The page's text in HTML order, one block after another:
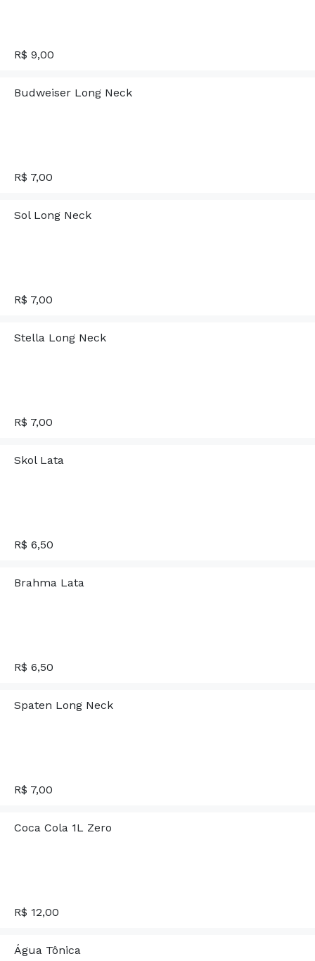
R$ 9,00
Budweiser Long Neck
R$ 7,00
Sol Long Neck
R$ 7,00
Stella Long Neck
R$ 7,00
Skol Lata
R$ 6,50
Brahma Lata
R$ 6,50
Spaten Long Neck
R$ 7,00
Coca Cola 1L Zero
R$ 12,00
Água Tônica